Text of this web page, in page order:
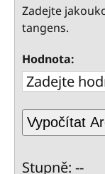
Zadejte
tangens.
Hodnota:
Vypočítat
Stupně: --